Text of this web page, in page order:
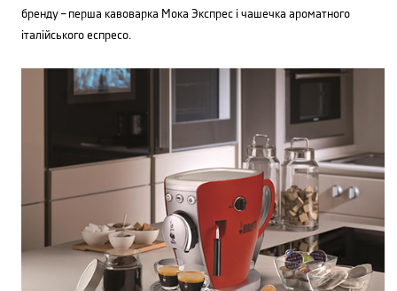
бренду – перша кавоварка Мока Экспрес і чашечка ароматного
італійського еспресо.